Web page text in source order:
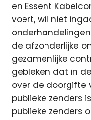
en Essent
voert, wil niet
de afzonderlijke
gezamenlijke
gebleken dat in
over de doorgifte
publieke zenders
publieke zenders